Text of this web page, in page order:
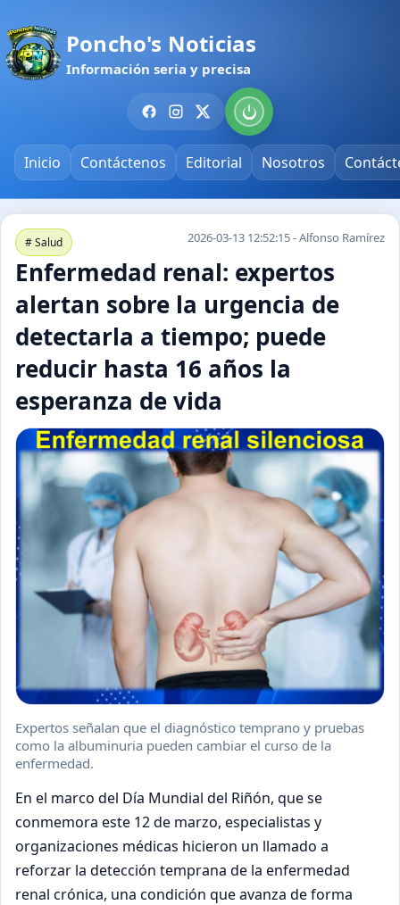
Poncho's Noticias
Información seria y precisa
Inicio Contáctenos Editorial Nosotros
# Salud 2026-03-13 12:52:15 - Alfonso Ramírez
Enfermedad renal: expertos
alertan sobre la urgencia de
detectarla a tiempo; puede
reducir hasta 16 años la
esperanza de vida
Expertos señalan que el diagnóstico temprano y pruebas
como la albuminuria pueden cambiar el curso de la
enfermedad.
En el marco del Día Mundial del Riñón, que se
conmemora este 12 de marzo, especialistas y
organizaciones médicas hicieron un llamado a
reforzar la detección temprana de la enfermedad
renal crónica, una condición que avanza de forma